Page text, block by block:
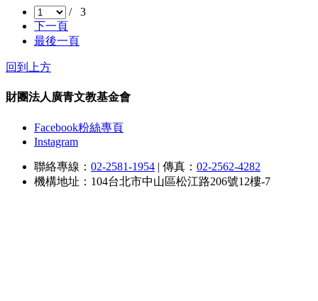
/ 3
下一頁
最後一頁
回到上方
財團法人廣青文教基金會
Facebook粉絲專頁
Instagram
聯絡專線： 02-2581-1954 | 傳真： 02-2562-4282
機構地址：104台北市中山區松江路206號12樓-7